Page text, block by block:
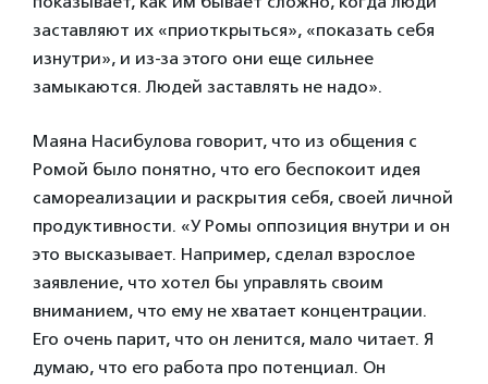
заставляют их «приоткрыться», «показать себя
изнутри», и из-за этого они еще сильнее
замыкаются. Людей заставлять не надо».
Маяна Насибулова говорит, что из общения с
Ромой было понятно, что его беспокоит идея
самореализации и раскрытия себя, своей личной
продуктивности. «У Ромы оппозиция внутри и он
это высказывает. Например, сделал взрослое
заявление, что хотел бы управлять своим
вниманием, что ему не хватает концентрации.
Его очень парит, что он ленится, мало читает. Я
думаю, что его работа про потенциал. Он